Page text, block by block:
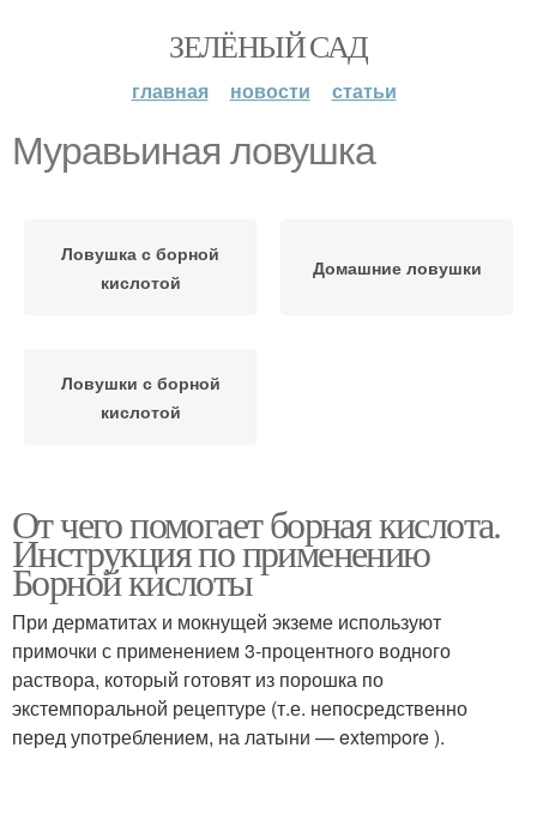
ЗЕЛЁНЫЙ САД
главная новости статьи
Муравьиная ловушка
Ловушка с борной
кислотой
Домашние ловушки
Ловушки с борной
кислотой
От чего помогает борная кислота.
Инструкция по применению
Борной кислоты
При дерматитах и мокнущей экземе используют
примочки с применением 3-процентного водного
раствора, который готовят из порошка по
экстемпоральной рецептуре (т.е. непосредственно
перед употреблением, на латыни — extempore ).